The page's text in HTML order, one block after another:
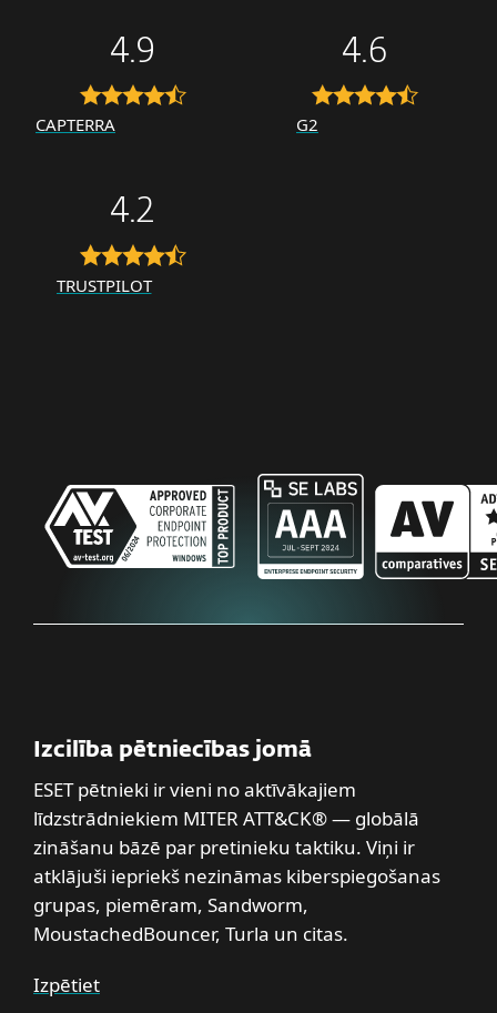
4.9
CAPTERRA
4.6
G2
4.2
TRUSTPILOT
Izcilība pētniecības jomā
ESET pētnieki ir vieni no aktīvākajiem
līdzstrādniekiem MITER ATT&CK® — globālā
zināšanu bāzē par pretinieku taktiku. Viņi ir
atklājuši iepriekš nezināmas kiberspiegošanas
grupas, piemēram, Sandworm,
MoustachedBouncer, Turla un citas.
Izpētiet